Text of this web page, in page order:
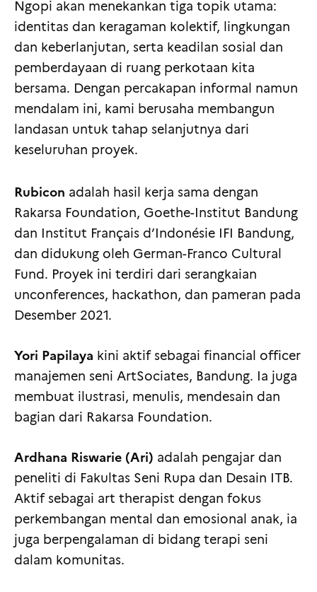
Ngopi akan menekankan tiga topik utama:
identitas dan keragaman kolektif, lingkungan
dan keberlanjutan, serta keadilan sosial dan
pemberdayaan di ruang perkotaan kita
bersama. Dengan percakapan informal namun
mendalam ini, kami berusaha membangun
landasan untuk tahap selanjutnya dari
keseluruhan proyek.
Rubicon adalah hasil kerja sama dengan
Rakarsa Foundation, Goethe-Institut Bandung
dan Institut Français d’Indonésie IFI Bandung,
dan didukung oleh German-Franco Cultural
Fund. Proyek ini terdiri dari serangkaian
unconferences, hackathon, dan pameran pada
Desember 2021.
Yori Papilaya kini aktif sebagai financial officer
manajemen seni ArtSociates, Bandung. Ia juga
membuat ilustrasi, menulis, mendesain dan
bagian dari Rakarsa Foundation.
Ardhana Riswarie (Ari) adalah pengajar dan
peneliti di Fakultas Seni Rupa dan Desain ITB.
Aktif sebagai art therapist dengan fokus
perkembangan mental dan emosional anak, ia
juga berpengalaman di bidang terapi seni
dalam komunitas.